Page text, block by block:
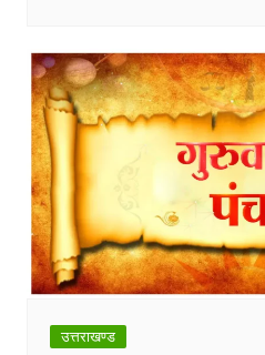
उत्तराखण्ड